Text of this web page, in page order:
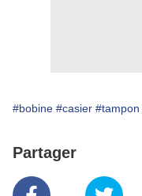
#bobine #casier #tampon
Partager